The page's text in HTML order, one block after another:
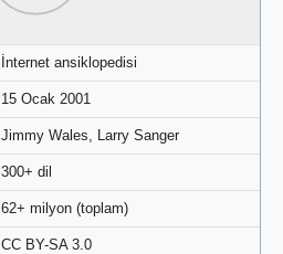
İnternet ansiklopedisi
15 Ocak 2001
Jimmy Wales, Larry Sanger
300+ dil
62+ milyon (toplam)
CC BY-SA 3.0